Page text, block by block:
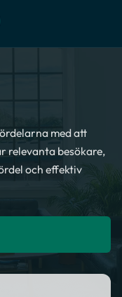
med att
relevanta besökare,
och effektiv